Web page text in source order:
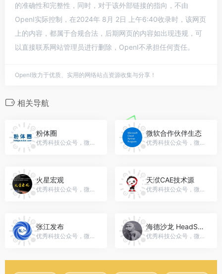
的准确性和完整性，同时，对于该外部链接的指向，不由
OpenI实际控制，在2024年 8月 2日 上午6:40收录时，该网页
上的内容，都属于合规合法，后期网页的内容如出现违规，可
以直接联系网站管理员进行删除，OpenI不承担任何责任。
OpenI致力于优质、实用的网络站点资源收集与分享！
相关导航
粉体圈
优秀科技公众号，微信号：powder360
微软合作伙伴生态
优秀科技公众号，微信号：MS_CSP
火星宏观
优秀科技公众号，微信号：gh_56d30e772996
天洑CAE技术源
优秀科技公众号，微信号：gh_6ad7f3b489a9
张江发布
优秀科技公众号，微信号：zhangjiangfabu
海德沙龙 HeadSalon
优秀科技公众号，微信号：gh_51dd438959b7